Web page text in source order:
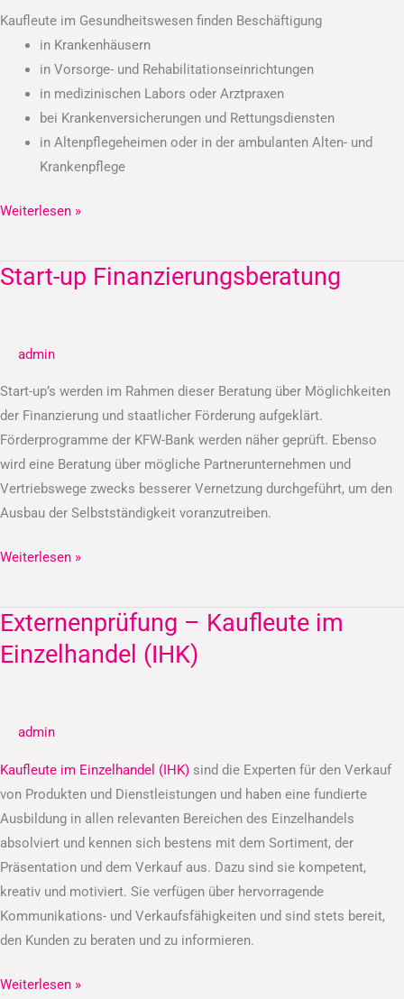
Kaufleute im Gesundheitswesen finden Beschäftigung
in Krankenhäusern
in Vorsorge- und Rehabilitationseinrichtungen
in medizinischen Labors oder Arztpraxen
bei Krankenversicherungen und Rettungsdiensten
in Altenpflegeheimen oder in der ambulanten Alten- und
Krankenpflege
Weiterlesen »
Start-up Finanzierungsberatung
admin
Start-up’s werden im Rahmen dieser Beratung über Möglichkeiten
der Finanzierung und staatlicher Förderung aufgeklärt.
Förderprogramme der KFW-Bank werden näher geprüft. Ebenso
wird eine Beratung über mögliche Partnerunternehmen und
Vertriebswege zwecks besserer Vernetzung durchgeführt, um den
Ausbau der Selbstständigkeit voranzutreiben.
Start-
Weiterlesen »
Externenprüfung – Kaufleute im
Einzelhandel (IHK)
admin
Kaufleute im Einzelhandel (IHK) sind die Experten für den Verkauf
von Produkten und Dienstleistungen und haben eine fundierte
Ausbildung in allen relevanten Bereichen des Einzelhandels
absolviert und kennen sich bestens mit dem Sortiment, der
Präsentation und dem Verkauf aus. Dazu sind sie kompetent,
kreativ und motiviert. Sie verfügen über hervorragende
Kommunikations- und Verkaufsfähigkeiten und sind stets bereit,
den Kunden zu beraten und zu informieren.
Externenprüfung
–
Kaufleute
(IHK)
Weiterlesen »